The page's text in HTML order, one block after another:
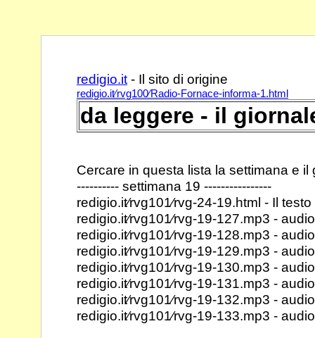
redigio.it - Il sito di
redigio.it⁄rvg100⁄Radio-Fornace-informa-1.html
da leggere - il
Cercare in questa lista la settimana e il
---------- settimana 19 ----------------
redigio.it⁄rvg101⁄rvg-24-19.html - Il
redigio.it⁄rvg101⁄rvg-19-127.mp3 -
redigio.it⁄rvg101⁄rvg-19-128.mp3 -
redigio.it⁄rvg101⁄rvg-19-129.mp3 -
redigio.it⁄rvg101⁄rvg-19-130.mp3 -
redigio.it⁄rvg101⁄rvg-19-131.mp3 -
redigio.it⁄rvg101⁄rvg-19-132.mp3 -
redigio.it⁄rvg101⁄rvg-19-133.mp3 -